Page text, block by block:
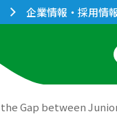
企業情報・採用情
Gap between